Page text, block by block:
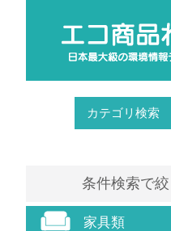
カテゴリ検索
条件検索で
家具類